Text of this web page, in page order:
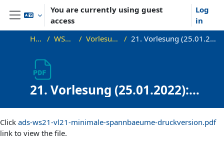
Skip to main content
Side panel
You are currently using guest
access
Log
in
Home WS21_ADS Vorlesungsfolien 21. Vorlesung (25.01.2022): Druckversion
21. Vorlesung (25.01.2022):
Druckversion
Click ads-ws21-vl21-minimale-spannbaeume-druckversion.pdf
link to view the file.